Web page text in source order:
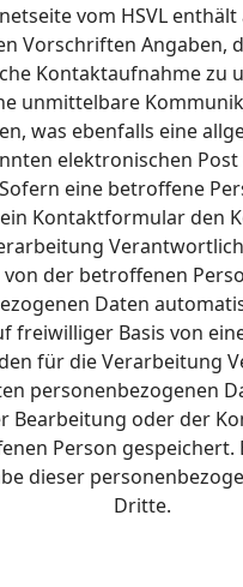
vom HSVL
Vorschriften Angaben,
Kontaktaufnahme zu
unmittelbare
was ebenfalls eine
elektronischen Post
eine betroffene
Kontaktformular den
der betroffenen
Daten
freiwilliger Basis von
für die Verarbeitung
personenbezogenen
Bearbeitung oder der
Person gespeichert.
dieser
Dritte.